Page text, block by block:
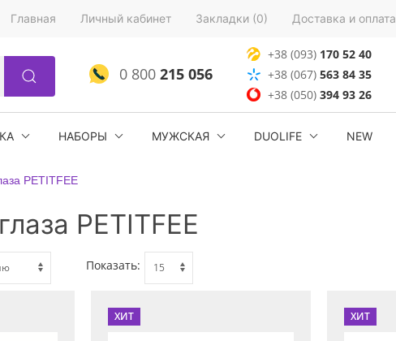
Главная Личный кабинет Закладки (0) Доставка и оплата
0 800215 056
+38 (093) 170 52 40
+38 (067) 563 84 35
+38 (050)394 93 26
НАБОРЫ МУЖСКАЯ DUOLIFE NEW
PETITFEE
PETITFEE
Показать:
ХИТ ХИТ